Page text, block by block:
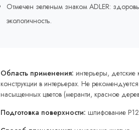
Отмечен зеленым знаком ADLER:
экологичность.
Область применения: интерьеры,
конструкции в интерьерах. Не
насыщенных цветов (меранти, красное
Подготовка поверхности: шлифование